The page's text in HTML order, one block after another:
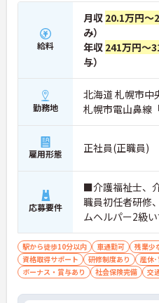
給料
月収 20.1万円～
み）
年収 241万円～
与）
勤務地
北海道 札幌市中
札幌市電山鼻線
雇用形態 正社員(正職員)
応募要件
■介護福祉士、
職員初任者研修
ムヘルパー2級
方 ■実務経験
免許（AT限定可
駅から徒歩10分以内 車通勤可 残業少
資格取得サポート
研修制度あり
産休
ボーナス・賞与あり
社会保険完備 交